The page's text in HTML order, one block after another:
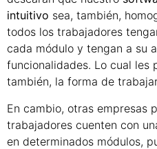
intuitivo sea, también,
todos los trabajadores
cada módulo y tengan a su
funcionalidades. Lo cual les
también, la forma de
En cambio, otras empresas
trabajadores cuenten con
en determinados módulos,